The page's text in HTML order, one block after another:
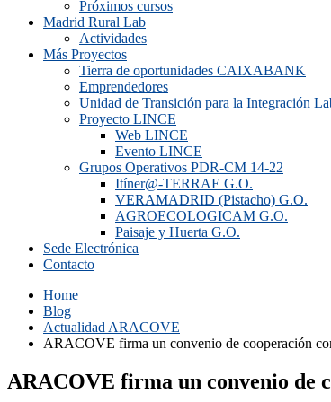
Próximos cursos
Madrid Rural Lab
Actividades
Más Proyectos
Tierra de oportunidades CAIXABANK
Emprendedores
Unidad de Transición para la Integración
Proyecto LINCE
Web LINCE
Evento LINCE
Grupos Operativos PDR-CM 14-22
Itíner@-TERRAE G.O.
VERAMADRID (Pistacho) G.O.
AGROECOLOGICAM G.O.
Paisaje y Huerta G.O.
Sede Electrónica
Contacto
Home
Blog
Actualidad ARACOVE
ARACOVE firma un convenio de cooperación
ARACOVE firma un convenio de